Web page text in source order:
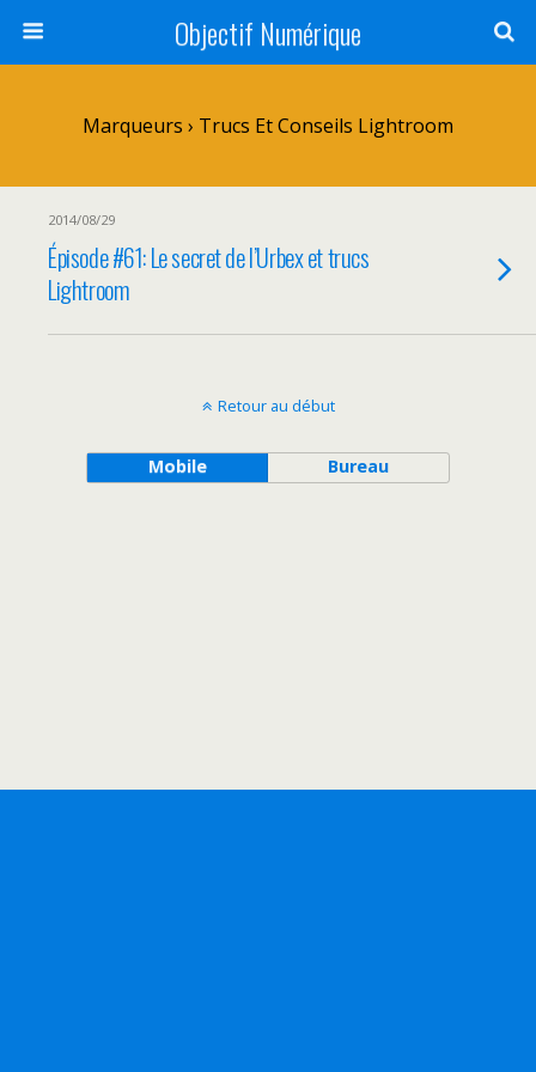
Objectif Numérique
Marqueurs › Trucs Et Conseils Lightroom
2014/08/29
Épisode #61: Le secret de l’Urbex et trucs
Lightroom
Retour au début
Mobile Bureau